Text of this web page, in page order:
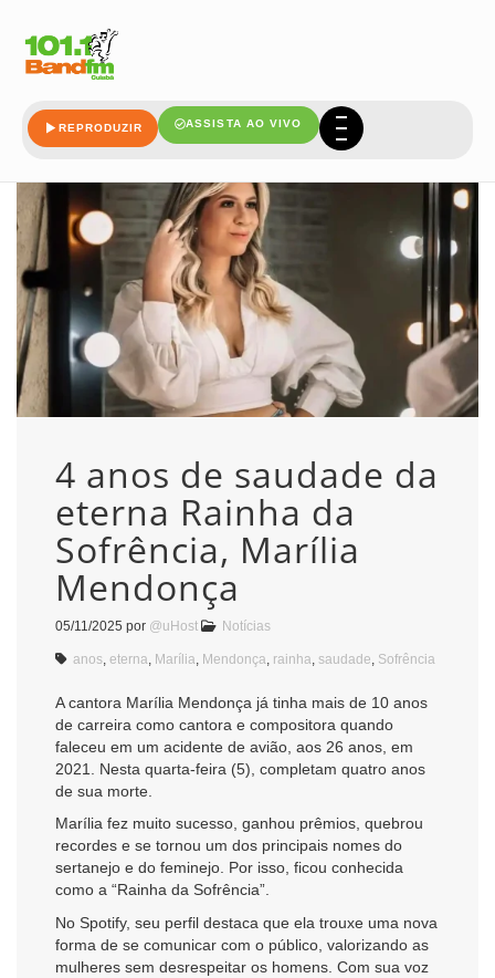
REPRODUZIR ASSISTA AO VIVO
4 anos de saudade da
eterna Rainha da
Sofrência, Marília
Mendonça
05/11/2025 por @uHost Notícias
anos eterna Marília Mendonça rainha saudade Sofrência
A cantora Marília Mendonça já tinha mais de 10 anos
de carreira como cantora e compositora quando
faleceu em um acidente de avião, aos 26 anos, em
2021. Nesta quarta-feira (5), completam quatro anos
de sua morte.
Marília fez muito sucesso, ganhou prêmios, quebrou
recordes e se tornou um dos principais nomes do
sertanejo e do feminejo. Por isso, ficou conhecida
como a “Rainha da Sofrência”.
No Spotify, seu perfil destaca que ela trouxe uma nova
forma de se comunicar com o público, valorizando as
mulheres sem desrespeitar os homens. Com sua voz